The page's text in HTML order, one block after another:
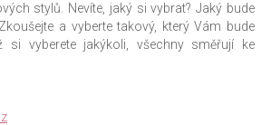
stylů. Nevíte, jaký si vybrat? Jaký bude
a vyberte takový, který Vám bude
si vyberete jakýkoli, všechny směřují ke